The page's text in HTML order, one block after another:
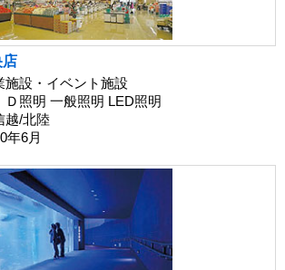
店
施設・イベント施設
Ｄ照明 一般照明 LED照明
越/北陸
年6月